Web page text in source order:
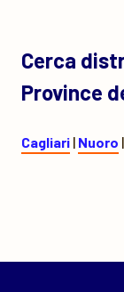
Cerca
Province
Cagliari | Nuoro |